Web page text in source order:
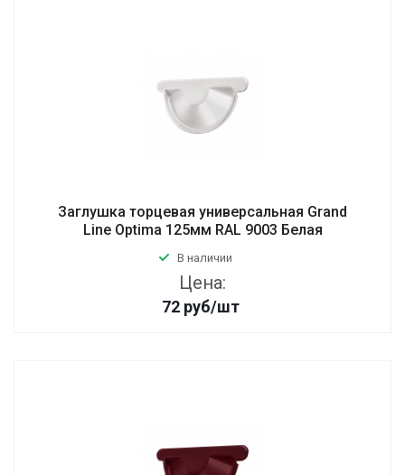
Заглушка торцевая универсальная Grand
Line Optima 125мм RAL 9003 Белая
В наличии
Цена:
72 руб/шт